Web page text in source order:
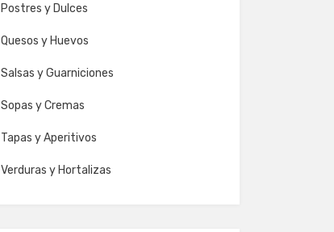
Postres y Dulces
Quesos y Huevos
Salsas y Guarniciones
Sopas y Cremas
Tapas y Aperitivos
Verduras y Hortalizas